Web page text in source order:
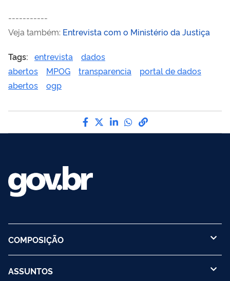
-----------
Veja também: Entrevista com o Ministério da Justiça
Tags: entrevista
dados
abertos
MPOG transparencia
portal de dados
abertos
ogp
Compartilhe por Facebook
Compartilhe por Twitter
Compartilhe por
Compartilhe por
link para Copiar
COMPOSIÇÃO
ASSUNTOS